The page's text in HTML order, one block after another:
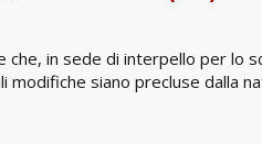
in sede di interpello per lo
siano precluse dalla